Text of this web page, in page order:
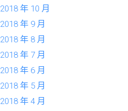
2018 年 10 月
2018 年 9 月
2018 年 8 月
2018 年 7 月
2018 年 6 月
2018 年 5 月
2018 年 4 月